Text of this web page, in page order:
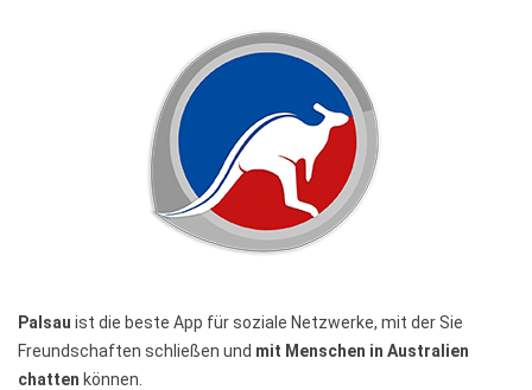
Palsau ist die beste App für soziale Netzwerke, mit der Sie
Freundschaften schließen und mit Menschen in Australien
chatten können.